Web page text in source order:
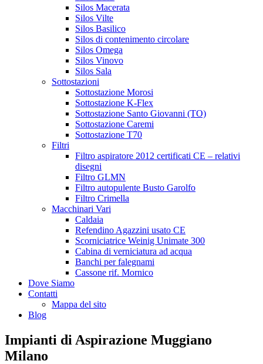
Silos Macerata
Silos Vilte
Silos Basilico
Silos di contenimento circolare
Silos Omega
Silos Vinovo
Silos Sala
Sottostazioni
Sottostazione Morosi
Sottostazione K-Flex
Sottostazione Santo Giovanni (TO)
Sottostazione Caremi
Sottostazione T70
Filtri
Filtro aspiratore 2012 certificati CE – relativi
disegni
Filtro GLMN
Filtro autopulente Busto Garolfo
Filtro Crimella
Macchinari Vari
Caldaia
Refendino Agazzini usato CE
Scorniciatrice Weinig Unimate 300
Cabina di verniciatura ad acqua
Banchi per falegnami
Cassone rif. Mornico
Dove Siamo
Contatti
Mappa del sito
Blog
Impianti di Aspirazione Muggiano
Milano